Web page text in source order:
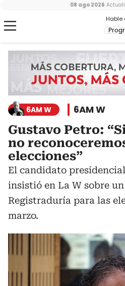
Hable
08 ago 2026
6AM W 6AM W
Gustavo Petro:
no
elecciones”
El candidato
insistió en La W sobre
Registraduría para las
marzo.